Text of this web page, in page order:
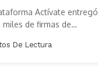
Actívate entregó
de firmas de
De Lectura